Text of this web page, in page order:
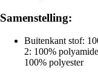
Samenstelling:
Buitenkant stof:
2: 100%
100% polyester